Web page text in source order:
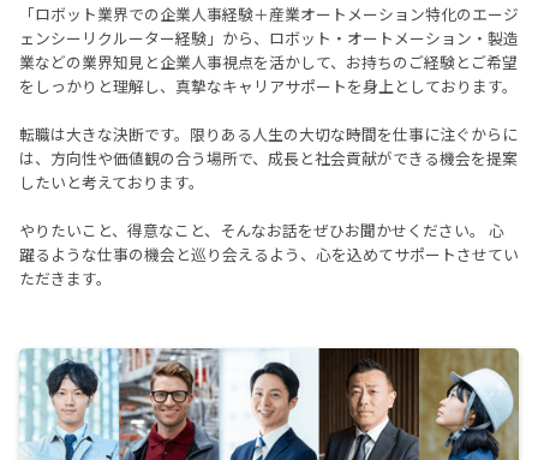
「ロボット業界での企業人事経験＋産業オートメーション特化のエージ
ェンシーリクルーター経験」から、ロボット・オートメーション・製造
業などの業界知見と企業人事視点を活かして、お持ちのご経験とご希望
をしっかりと理解し、真摯なキャリアサポートを身上としております。
転職は大きな決断です。限りある人生の大切な時間を仕事に注ぐからに
は、方向性や価値観の合う場所で、成長と社会貢献ができる機会を提案
したいと考えております。
やりたいこと、得意なこと、そんなお話をぜひお聞かせください。 心
躍るような仕事の機会と巡り会えるよう、心を込めてサポートさせてい
ただきます。